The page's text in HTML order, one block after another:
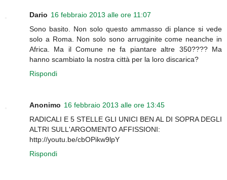
Dario 16 febbraio 2013 alle ore 11:07
Sono basito. Non solo questo ammasso di plance si vede
solo a Roma. Non solo sono arrugginite come neanche in
Africa. Ma il Comune ne fa piantare altre 350???? Ma
hanno scambiato la nostra città per la loro discarica?
Rispondi
Anonimo 16 febbraio 2013 alle ore 13:45
RADICALI E 5 STELLE GLI UNICI BEN AL DI SOPRA DEGLI
ALTRI SULL'ARGOMENTO AFFISSIONI:
http://youtu.be/cbOPikw9lpY
Rispondi